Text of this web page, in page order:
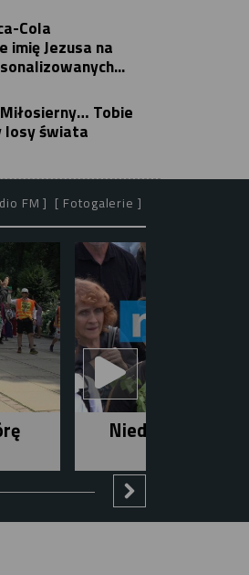
Cola
imię Jezusa na
Tobie
losy świata
FM ] [ Fotogalerie ]
Niedziela w